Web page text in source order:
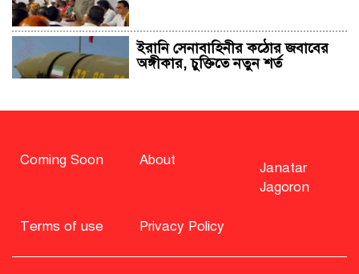
ইরানি সেনাবাহিনীর কঠোর জবাবের
অঙ্গীকার, চুক্তিতে নতুন শর্ত
বিএনপি নিয়ে জামায়াতের মন্তব্যে
Coming Soon About
Janatar
Jagoron
Terms of use Privacy Policy